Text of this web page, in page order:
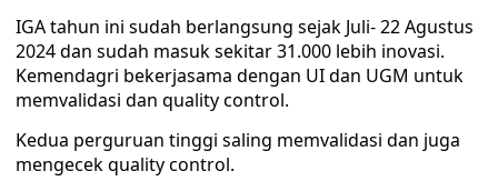
IGA tahun ini sudah berlangsung sejak Juli- 22 Agustus
2024 dan sudah masuk sekitar 31.000 lebih inovasi.
Kemendagri bekerjasama dengan UI dan UGM untuk
memvalidasi dan quality control.
Kedua perguruan tinggi saling memvalidasi dan juga
mengecek quality control.